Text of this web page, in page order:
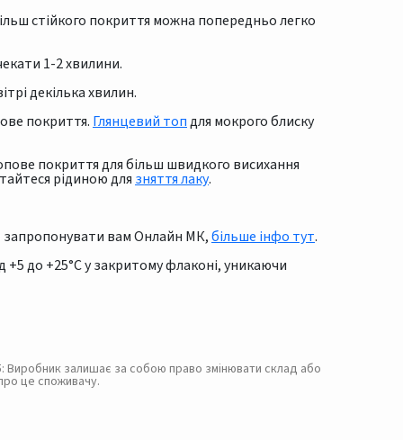
стійкого покриття можна попередньо легко
1-2 хвилини.
декілька хвилин.
покриття. Глянцевий топдля мокрого блиску
покриття для більш швидкого висихання
рідиною для зняття лаку.
запропонувати вам Онлайн МК,більше інфо тут.
+5 до +25°С у закритому флаконі, уникаючи
Виробник залишає за собою право змінювати склад або
це споживачу.